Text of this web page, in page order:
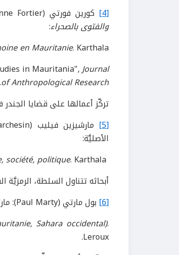
[4]
كورين فورتي (Corinne Fortier): فورتي، كورين.
والفتوى بالصحراء:
en Mauritanie. Karthala.
in Mauritania",Journal
of Anthropological Research
.
تركّز أعمالها على قضايا
[5]
مارشيزين فيليب (Philippe Marchesin): مارشيزين، فيليب.
الأصليَّة:
société, politique. Karthala.
أبحاثه تتناول السلطة،
[6]
بول مارتي (Paul Marty): مارتي،
Sahara occidental).
Leroux.